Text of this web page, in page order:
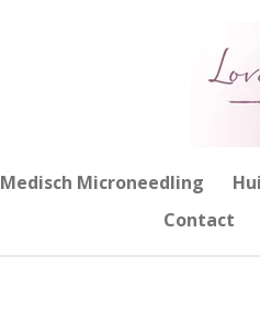
Medisch Microneedling
Contact